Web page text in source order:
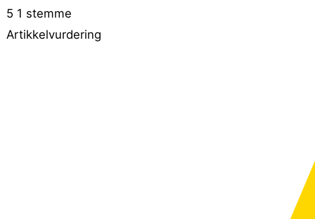
5 1 stemme
Artikkelvurdering